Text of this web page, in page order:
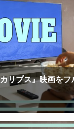
リプス』映画をフ